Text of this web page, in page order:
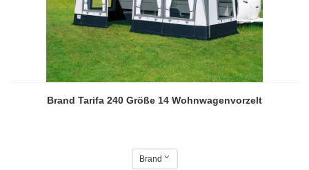
Brand Tarifa 240 Größe 14 Wohnwagenvorzelt
Brand